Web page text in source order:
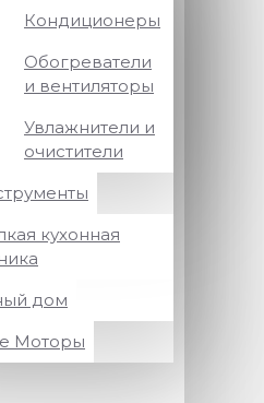
Кондиционеры
Обогреватели
и вентиляторы
Увлажнители и
очистители
кухонная
дом
Моторы